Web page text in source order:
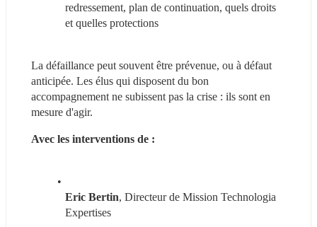
redressement, plan de continuation, quels droits
et quelles protections
La défaillance peut souvent être prévenue, ou à défaut
anticipée. Les élus qui disposent du bon
accompagnement ne subissent pas la crise : ils sont en
mesure d'agir.
Avec les interventions de :
Eric Bertin, Directeur de Mission Technologia
Expertises